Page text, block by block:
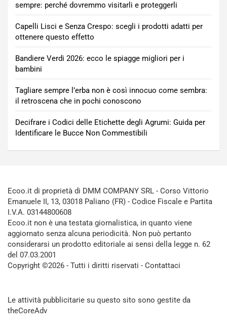
sempre: perché dovremmo visitarli e proteggerli
Capelli Lisci e Senza Crespo: scegli i prodotti adatti per
ottenere questo effetto
Bandiere Verdi 2026: ecco le spiagge migliori per i
bambini
Tagliare sempre l’erba non è così innocuo come sembra:
il retroscena che in pochi conoscono
Decifrare i Codici delle Etichette degli Agrumi: Guida per
Identificare le Bucce Non Commestibili
Ecoo.it di proprietà di DMM COMPANY SRL - Corso Vittorio
Emanuele II, 13, 03018 Paliano (FR) - Codice Fiscale e Partita
I.V.A. 03144800608
Ecoo.it non è una testata giornalistica, in quanto viene
aggiornato senza alcuna periodicità. Non può pertanto
considerarsi un prodotto editoriale ai sensi della legge n. 62
del 07.03.2001
Copyright ©2026 - Tutti i diritti riservati - Contattaci
Le attività pubblicitarie su questo sito sono gestite da
theCoreAdv